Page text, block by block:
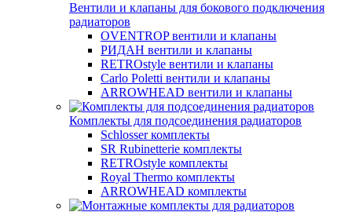
Вентили и клапаны для бокового подключения
радиаторов
OVENTROP вентили и клапаны
РИДАН вентили и клапаны
RETROstyle вентили и клапаны
Carlo Poletti вентили и клапаны
ARROWHEAD вентили и клапаны
Комплекты для подсоединения радиаторов
Schlosser комплекты
SR Rubinetterie комплекты
RETROstyle комплекты
Royal Thermo комплекты
ARROWHEAD комплекты